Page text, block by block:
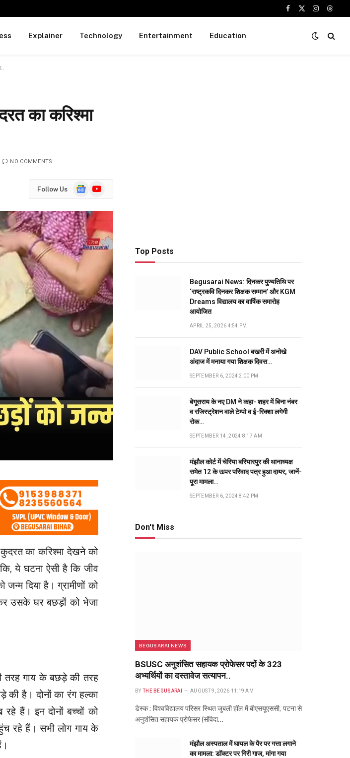
Facebook
X
Instagram
Explainer Technology Entertainment Education
का करिश्मा
NO COMMENTS
Follow Us
GoogleYouTube
का करिश्मा देखने को
ये घटना ऐसी है कि जीव
जन्म दिया है। ग्रामीणों को
उसके घर बछड़ों को भेजा
तरह गाय के बछड़े की तरह
है। दोनों का रंग हल्का
हैं। इन दोनों बच्चों को
रहे हैं। सभी लोग गाय के
Top Posts
Begusarai News: दिनकर पुण्यतिथि पर
‘राष्ट्रकवि दिनकर शिक्षक सम्मान’ और KGM
Dreams विद्यालय का वार्षिक समारोह
आयोजित
APRIL 25, 2026 4:54 PM
DAV Public School बखरी में अनोखे
अंदाज में मनाया गया शिक्षक दिवस…
SEPTEMBER 6, 2024 2:00 PM
बेगूसराय के नए DM ने कहा- शहर में बिना नंबर
व रजिस्ट्रेशन वाले टेम्पो व ई-रिक्शा लगेगी
रोक…
SEPTEMBER 14, 2024 8:17 AM
मंझौल कोर्ट में चेरिया बरियारपुर की थानाध्यक्ष
समेत 12 के ऊपर परिवाद पत्र हुआ दायर, जानें-
पूरा मामला…
SEPTEMBER 6, 2024 8:42 PM
Don't Miss
BEGUSARAI NEWS
BSUSC अनुशंसित सहायक प्रोफेसर पदों के 323
अभ्यर्थियों का दस्तावेज सत्यापन..
BY THE BEGUSARAI AUGUST 9, 2026 11:19 AM
डेस्क : विश्वविद्यालय परिसर स्थित जुबली हॉल में बीएसयूएससी, पटना से
अनुशंसित सहायक प्रोफेसर (संविदा…
मंझौल अस्पताल में घायल के पैर पर गत्ता लगाने
का मामला: डॉक्टर पर गिरी गाज, मांगा गया